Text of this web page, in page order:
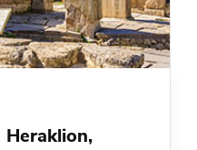
Heraklion,